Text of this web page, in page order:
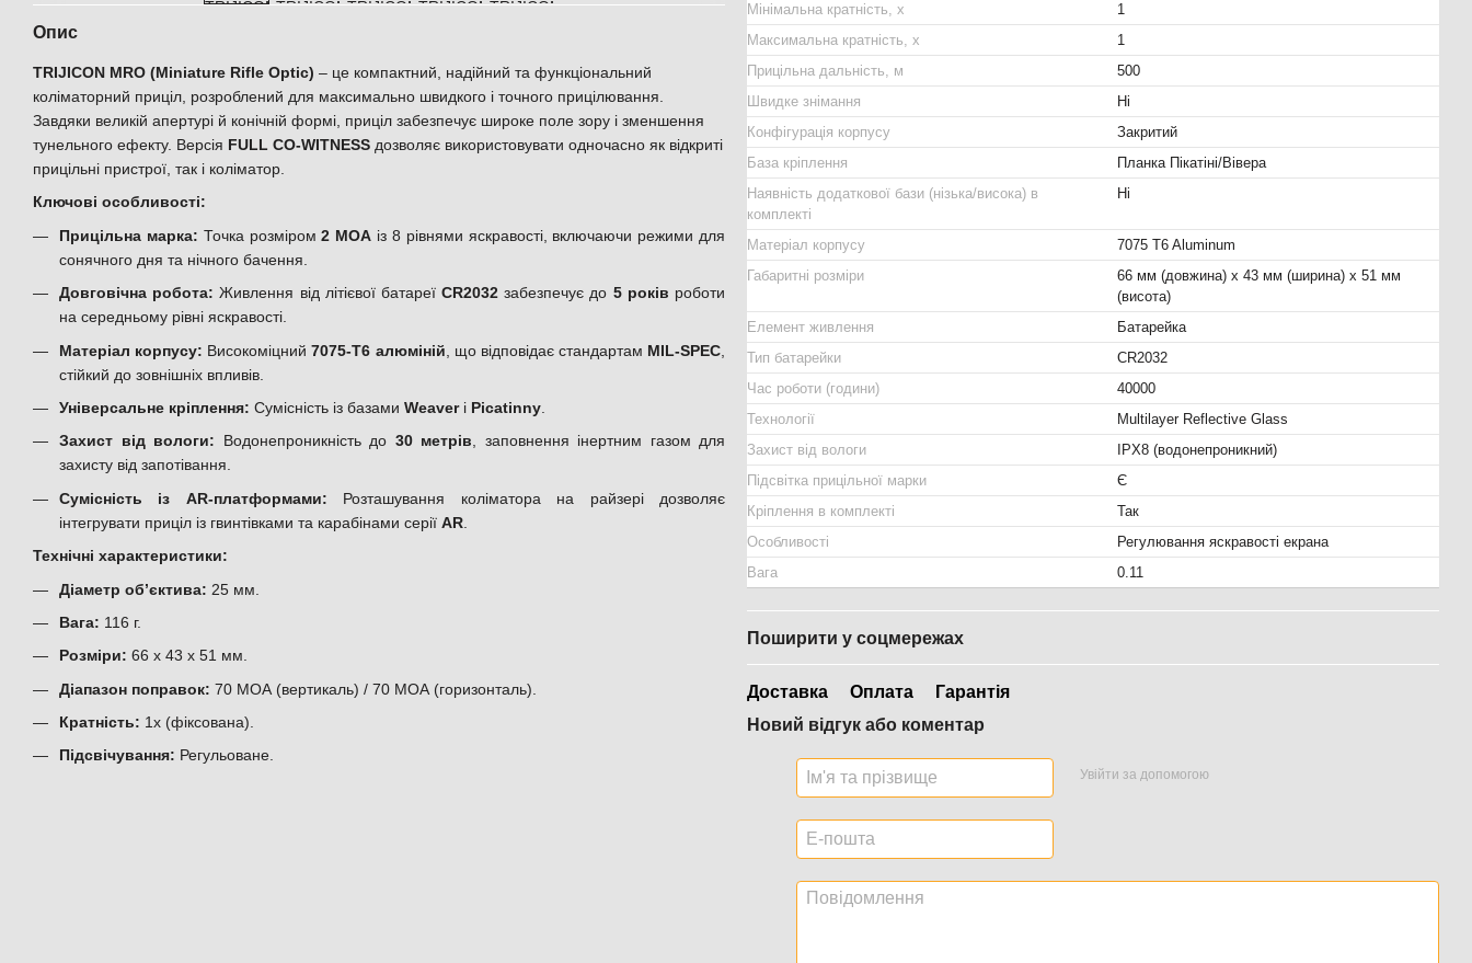
Опис
TRIJICON MRO (Miniature Rifle Optic) – це компактний, надійний та функціональний
коліматорний приціл, розроблений для максимально швидкого і точного прицілювання.
Завдяки великій апертурі й конічній формі, приціл забезпечує широке поле зору і зменшення
тунельного ефекту. Версія FULL CO-WITNESS дозволяє використовувати одночасно як відкриті
прицільні пристрої, так і коліматор.
Ключові особливості:
Прицільна марка: Точка розміром2 MOA із 8 рівнями яскравості, включаючи режими для
сонячного дня та нічного бачення.
Довговічна робота: Живлення від літієвої батареїCR2032 забезпечує до 5 років роботи
на середньому рівні яскравості.
Матеріал корпусу: Високоміцний7075-T6 алюміній , що відповідає стандартам MIL-SPEC
стійкий до зовнішніх впливів.
Універсальне кріплення: Сумісність із базами Weaverі Picatinny
Захист від вологи: Водонепроникність до 30 метрів, заповнення інертним газом для
захисту від запотівання.
Сумісність із AR-платформами: Розташування коліматора на райзері дозволяє
інтегрувати приціл із гвинтівками та карабінами серії AR
Технічні характеристики:
Діаметр об’єктива: 25 мм.
Вага: 116 г.
Розміри: 66 х 43 х 51 мм.
Діапазон поправок: 70 МОА (вертикаль) / 70 МОА (горизонталь).
Кратність: 1х (фіксована).
Підсвічування: Регульоване.
Мінімальна кратність, х
1
Максимальна кратність, х
1
Прицільна дальність, м
500
Швидке знімання
Ні
Конфігурація корпусу
Закритий
База кріплення
Планка Пікатіні/Вівера
Наявність додаткової бази (нізька/висока) в
комплекті
Ні
Матеріал корпусу
7075 T6 Aluminum
Габаритні розміри
66 мм (довжина) х 43 мм (ширина) х 51 мм
(висота)
Елемент живлення
Батарейка
Тип батарейки
CR2032
Час роботи (години)
40000
Технології
Multilayer Reflective Glass
Захист від вологи
IPX8 (водонепроникний)
Підсвітка прицільної марки
Є
Кріплення в комплекті
Так
Особливості
Регулювання яскравості екрана
Вага
0.11
Поширити у соцмережах
Доставка Оплата
Гарантія
Новий відгук або коментар
Увійти за допомогою